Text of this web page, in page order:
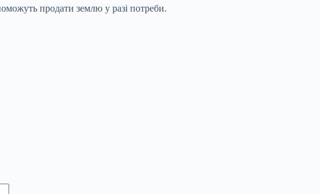
продати землю у разі потреби.